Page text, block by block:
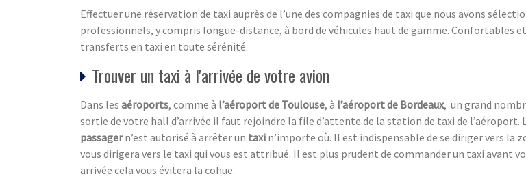
Effectuer une réservation de taxi auprès de l’une des compagnies de taxi que nous avons
professionnels, y compris longue-distance, à bord de véhicules haut de gamme.
transferts en taxi en toute sérénité.
Trouver un taxi à l'arrivée de votre avion
Dans les aéroports, comme à l’aéroport de Toulouse, à l’aéroport de Bordeaux, un grand
sortie de votre hall d’arrivée il faut rejoindre la file d’attente de la station de taxi de l’aéroport.
passagern’est autorisé à arrêter un taxi n’importe où. Il est indispensable de se diriger vers la
vous dirigera vers le taxi qui vous est attribué. Il est plus prudent de commander un taxi avant
arrivée cela vous évitera la cohue.